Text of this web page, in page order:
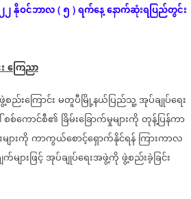
၂နိုဝင်ဘာလ ( ၅ ) ရက်နေ့နောက်ဆုံးရပြည်တွင်း
ကြေညာ
ည်း‌ကြောင်းမတူပီမြို့နယ်ပြည်သူ့အုပ်ချုပ်ရေး
စစ်ကောင်စီ၏ ခြိမ်းခြောက်မှုများကိုတုန့်ပြန်ကာ
ျားကိုကာကွယ်စောင့်ရှောက်နိုင်ရန်ကြားကာလ
ျားဖြင့်အုပ်ချုပ်ရေးအဖွဲ့ကိုဖွဲ့စည်းခဲ့ခြင်း